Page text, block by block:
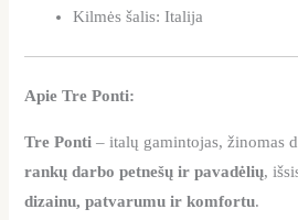
Kilmės šalis: Italija
Apie Tre Ponti:
Tre Ponti – italų gamintojas, žinomas
rankų darbo petnešų ir pavadėlių,
dizainu, patvarumu ir komfortu.